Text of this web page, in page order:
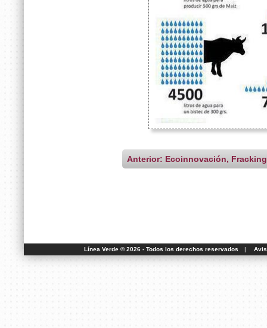
Anterior: Ecoinnovación, Fracking
Línea Verde ® 2026 - Todos los derechos reservados |